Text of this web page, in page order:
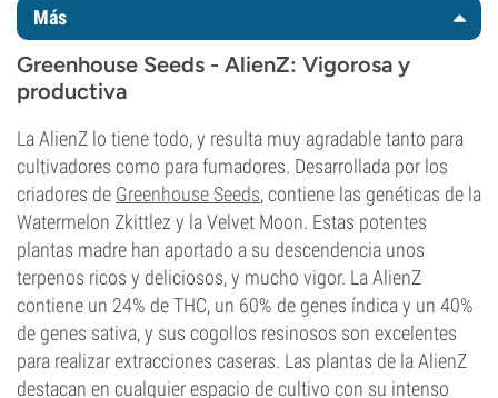
Más
Greenhouse Seeds - AlienZ: Vigorosa y
productiva
La AlienZ lo tiene todo, y resulta muy agradable tanto para
cultivadores como para fumadores. Desarrollada por los
criadores de Greenhouse Seeds, contiene las genéticas de la
Watermelon Zkittlez y la Velvet Moon. Estas potentes
plantas madre han aportado a su descendencia unos
terpenos ricos y deliciosos, y mucho vigor. La AlienZ
contiene un 24% de THC, un 60% de genes índica y un 40%
de genes sativa, y sus cogollos resinosos son excelentes
para realizar extracciones caseras. Las plantas de la AlienZ
destacan en cualquier espacio de cultivo con su intenso